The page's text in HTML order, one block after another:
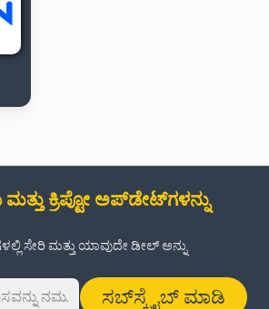
ಕ್ರಿಪ್ಟೋ ಅಪ್‌ಡೇಟ್‌ಗಳನ್ನು
ಸೇರಿ ಮತ್ತು ಯಾವುದೇ ಡೀಲ್ ಅನ್ನು
ಸಬ್‌ಸ್ಕ್ರೈಬ್ ಮಾಡಿ